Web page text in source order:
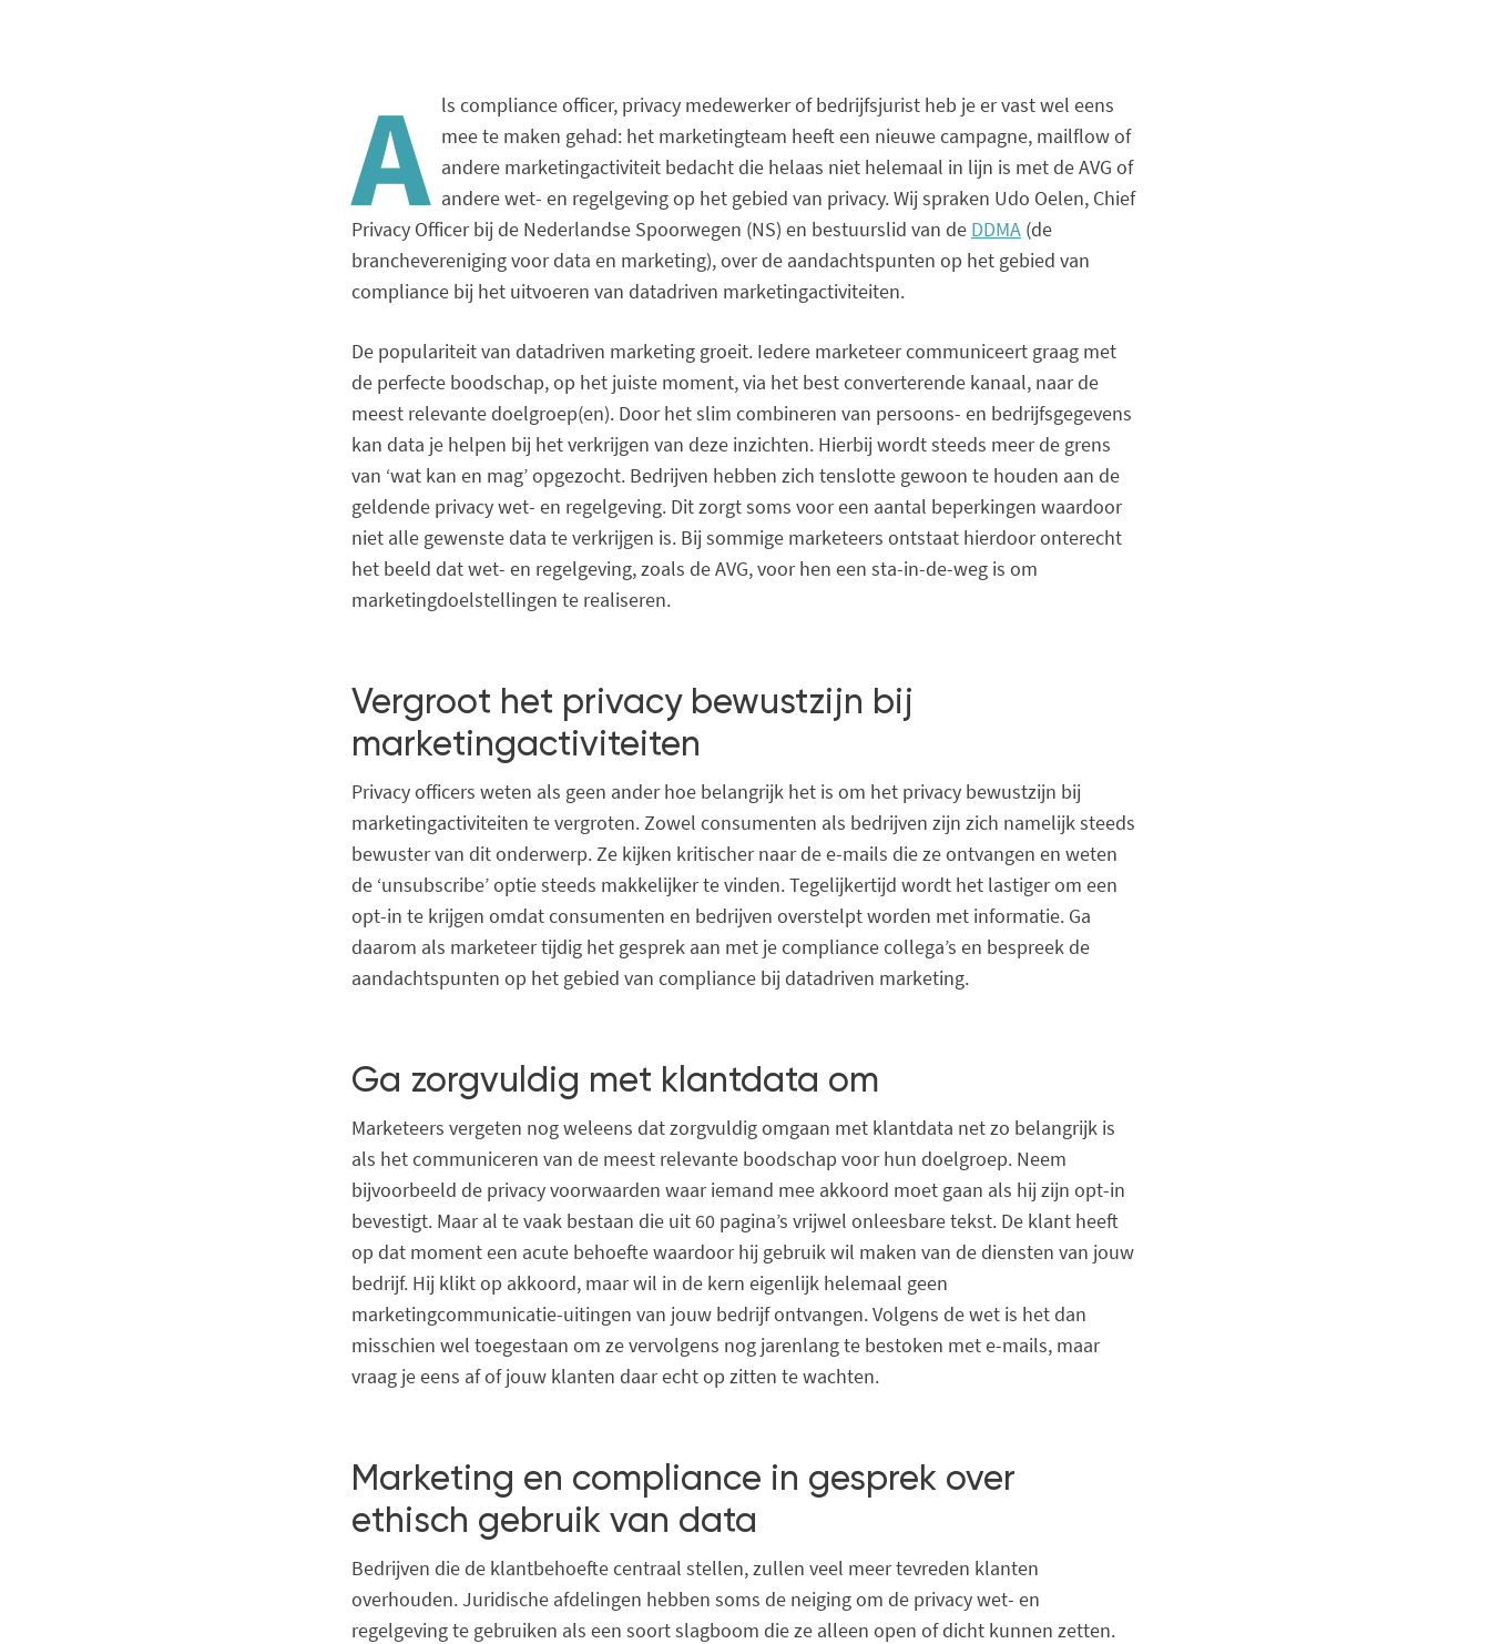
A ls compliance officer, privacy medewerker of bedrijfsjurist heb je er vast wel eens
mee te maken gehad: het marketingteam heeft een nieuwe campagne, mailflow of
andere marketingactiviteit bedacht die helaas niet helemaal in lijn is met de AVG of
andere wet- en regelgeving op het gebied van privacy. Wij spraken Udo Oelen, Chief
Privacy Officer bij de Nederlandse Spoorwegen (NS) en bestuurslid van de DDMA (de
branchevereniging voor data en marketing), over de aandachtspunten op het gebied van
compliance bij het uitvoeren van datadriven marketingactiviteiten.
De populariteit van datadriven marketing groeit. Iedere marketeer communiceert graag met
de perfecte boodschap, op het juiste moment, via het best converterende kanaal, naar de
meest relevante doelgroep(en). Door het slim combineren van persoons- en bedrijfsgegevens
kan data je helpen bij het verkrijgen van deze inzichten. Hierbij wordt steeds meer de grens
van ‘wat kan en mag’ opgezocht. Bedrijven hebben zich tenslotte gewoon te houden aan de
geldende privacy wet- en regelgeving. Dit zorgt soms voor een aantal beperkingen waardoor
niet alle gewenste data te verkrijgen is. Bij sommige marketeers ontstaat hierdoor onterecht
het beeld dat wet- en regelgeving, zoals de AVG, voor hen een sta-in-de-weg is om
marketingdoelstellingen te realiseren.
Vergroot het privacy bewustzijn bij
marketingactiviteiten
Privacy officers weten als geen ander hoe belangrijk het is om het privacy bewustzijn bij
marketingactiviteiten te vergroten. Zowel consumenten als bedrijven zijn zich namelijk steeds
bewuster van dit onderwerp. Ze kijken kritischer naar de e-mails die ze ontvangen en weten
de ‘unsubscribe’ optie steeds makkelijker te vinden. Tegelijkertijd wordt het lastiger om een
opt-in te krijgen omdat consumenten en bedrijven overstelpt worden met informatie. Ga
daarom als marketeer tijdig het gesprek aan met je compliance collega’s en bespreek de
aandachtspunten op het gebied van compliance bij datadriven marketing.
Ga zorgvuldig met klantdata om
Marketeers vergeten nog weleens dat zorgvuldig omgaan met klantdata net zo belangrijk is
als het communiceren van de meest relevante boodschap voor hun doelgroep. Neem
bijvoorbeeld de privacy voorwaarden waar iemand mee akkoord moet gaan als hij zijn opt-in
bevestigt. Maar al te vaak bestaan die uit 60 pagina’s vrijwel onleesbare tekst. De klant heeft
op dat moment een acute behoefte waardoor hij gebruik wil maken van de diensten van jouw
bedrijf. Hij klikt op akkoord, maar wil in de kern eigenlijk helemaal geen
marketingcommunicatie-uitingen van jouw bedrijf ontvangen. Volgens de wet is het dan
misschien wel toegestaan om ze vervolgens nog jarenlang te bestoken met e-mails, maar
vraag je eens af of jouw klanten daar echt op zitten te wachten.
Marketing en compliance in gesprek over
ethisch gebruik van data
Bedrijven die de klantbehoefte centraal stellen, zullen veel meer tevreden klanten
overhouden. Juridische afdelingen hebben soms de neiging om de privacy wet- en
regelgeving te gebruiken als een soort slagboom die ze alleen open of dicht kunnen zetten.